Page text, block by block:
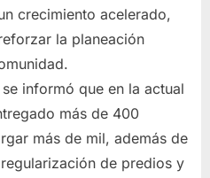
crecimiento acelerado,
la planeación
informó que en la actual
más de 400
más de mil, además de
de predios y